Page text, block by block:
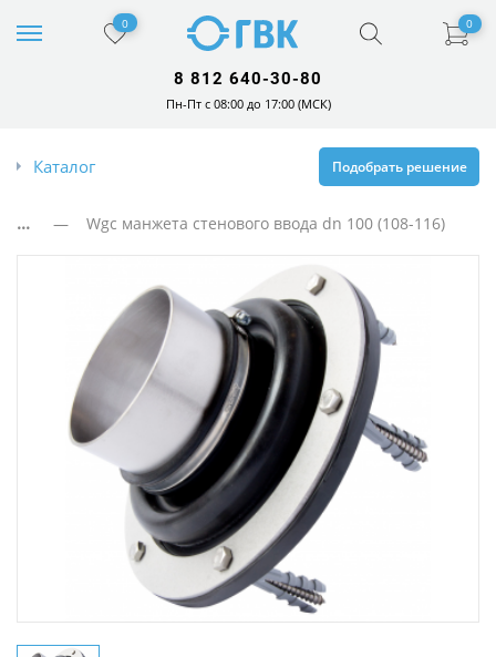
0 0
8 812 640-30-80
Пн-Пт с 08:00 до 17:00 (МСК)
Каталог Подобрать решение
... — Wgc манжета стенового ввода dn 100 (108-116)